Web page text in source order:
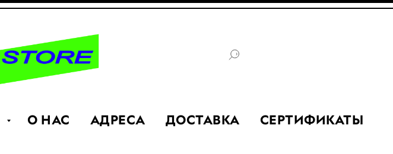
О НАС АДРЕСА ДОСТАВКА СЕРТИФИКАТЫ